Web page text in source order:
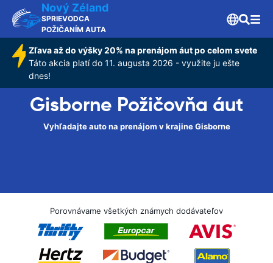
Nový Zéland
SPRIEVODCA
POŽIČANÍM AUTA
Zľava až do výšky 20% na prenájom áut po celom svete
Táto akcia platí do 11. augusta 2026 - využite ju ešte
dnes!
Gisborne Požičovňa áut
Vyhľadajte auto na prenájom v krajine Gisborne
Porovnávame všetkých známych dodávateľov